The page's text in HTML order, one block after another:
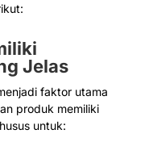
Jelas
faktor utama
produk memiliki
untuk: